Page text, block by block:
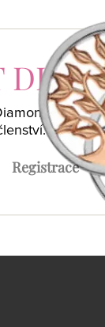
a
Registrace